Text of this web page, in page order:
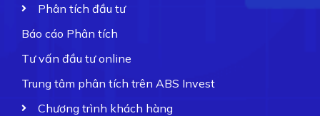
Phân tích đầu tư
Báo cáo Phân tích
Tư vấn đầu tư online
Trung tâm phân tích trên ABS Invest
Chương trình khách hàng